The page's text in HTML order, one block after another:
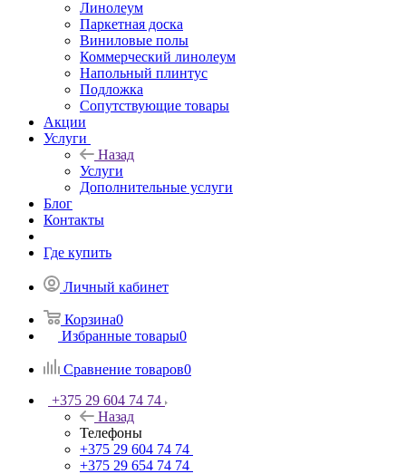
Линолеум
Паркетная доска
Виниловые полы
Коммерческий линолеум
Напольный плинтус
Подложка
Сопутствующие товары
Акции
Услуги
Назад
Услуги
Дополнительные услуги
Блог
Контакты
Где купить
Личный кабинет
Корзина0
Избранные товары0
Сравнение товаров0
+375 29 604 74 74
Назад
Телефоны
+375 29 604 74 74
+375 29 654 74 74